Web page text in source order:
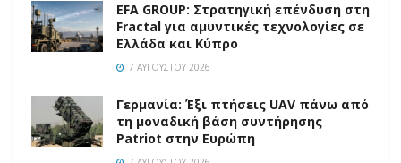
EFA GROUP: Στρατηγική επένδυση στη
Fractal για αμυντικές τεχνολογίες σε
Ελλάδα και Κύπρο
7 ΑΥΓΟΎΣΤΟΥ 2026
Γερμανία: Έξι πτήσεις UAV πάνω από
τη μοναδική βάση συντήρησης
Patriot στην Ευρώπη